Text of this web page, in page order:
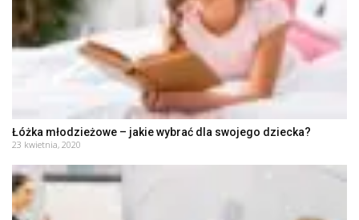
Łóżka młodzieżowe – jakie wybrać dla swojego dziecka?
23 kwietnia, 2020